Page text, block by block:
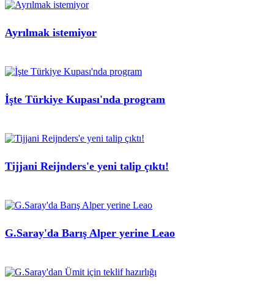
Ayrılmak istemiyor
İşte Türkiye Kupası'nda program
Tijjani Reijnders'e yeni talip çıktı!
G.Saray'da Barış Alper yerine Leao